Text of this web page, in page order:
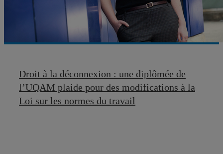
Droit à la déconnexion : une diplômée de
l’UQAM plaide pour des modifications à la
Loi sur les normes du travail